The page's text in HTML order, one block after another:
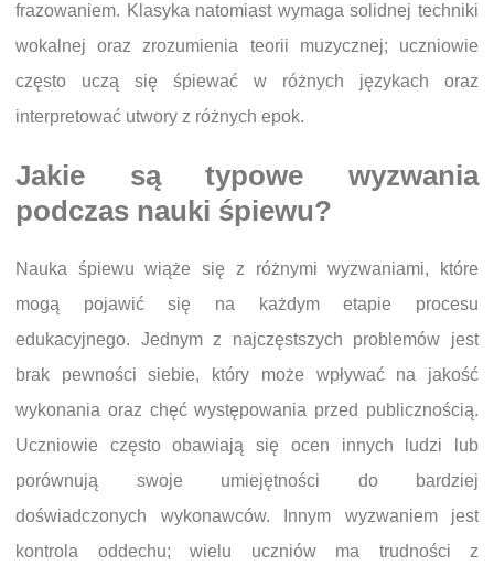
frazowaniem. Klasyka natomiast wymaga solidnej techniki
wokalnej oraz zrozumienia teorii muzycznej; uczniowie
często uczą się śpiewać w różnych językach oraz
interpretować utwory z różnych epok.
Jakie są typowe wyzwania
podczas nauki śpiewu?
Nauka śpiewu wiąże się z różnymi wyzwaniami, które
mogą pojawić się na każdym etapie procesu
edukacyjnego. Jednym z najczęstszych problemów jest
brak pewności siebie, który może wpływać na jakość
wykonania oraz chęć występowania przed publicznością.
Uczniowie często obawiają się ocen innych ludzi lub
porównują swoje umiejętności do bardziej
doświadczonych wykonawców. Innym wyzwaniem jest
kontrola oddechu; wielu uczniów ma trudności z